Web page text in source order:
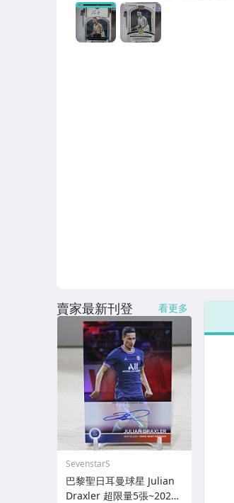
賣家最新刊登 看更多
SevenstarS
巴黎聖日耳曼球星 Julian
Draxler 超限量5張~2021-